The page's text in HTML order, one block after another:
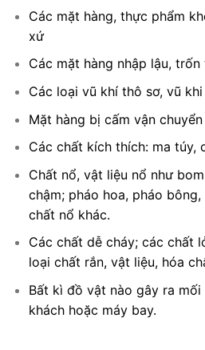
Các mặt hàng, thực phẩm
xứ
Các mặt hàng nhập lậu,
Các loại vũ khí thô sơ, vũ
Mặt hàng bị cấm vận
Các chất kích thích: ma túy,
Chất nổ, vật liệu nổ như
chậm; pháo hoa, pháo
chất nổ khác.
Các chất dễ cháy; các chất
loại chất rắn, vật liệu, hóa
Bất kì đồ vật nào gây ra mối
khách hoặc máy bay.